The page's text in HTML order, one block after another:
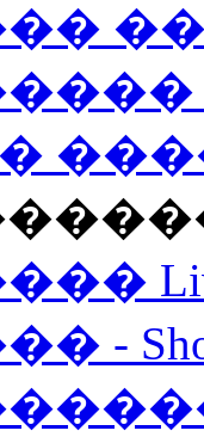
�
-